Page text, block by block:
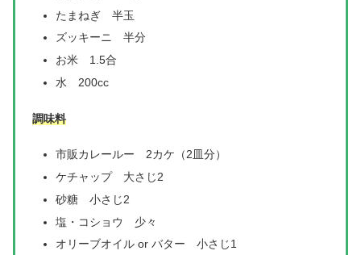
たまねぎ 半玉
ズッキーニ 半分
お米 1.5合
水 200cc
調味料
市販カレールー 2カケ（2皿分）
ケチャップ 大さじ2
砂糖 小さじ2
塩・コショウ 少々
オリーブオイル or バター 小さじ1